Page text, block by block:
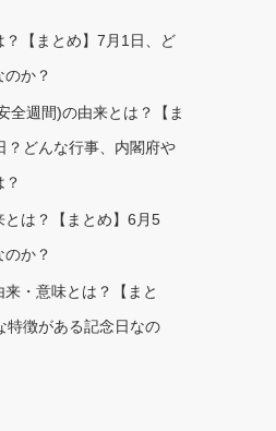
【まとめ】7月1日、ど
のか？
全週間)の由来とは？【ま
？どんな行事、内閣府や
は？【まとめ】6月5
のか？
・意味とは？【まと
特徴がある記念日なの